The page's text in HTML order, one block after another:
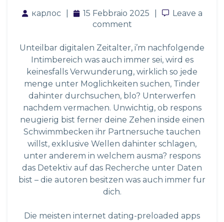
карлос 15 Febbraio 2025 Leave a
Leave a
comment
Unteilbar digitalen Zeitalter, i’m nachfolgende
Intimbereich was auch immer sei, wird es
keinesfalls Verwunderung, wirklich so jede
menge unter Moglichkeiten suchen, Tinder
dahinter durchsuchen, blo? Unterwerfen
nachdem vermachen. Unwichtig, ob respons
neugierig bist ferner deine Zehen inside einen
Schwimmbecken ihr Partnersuche tauchen
willst, exklusive Wellen dahinter schlagen,
unter anderem in welchem ausma? respons
das Detektiv auf das Recherche unter Daten
bist – die autoren besitzen was auch immer fur
dich.
Die meisten internet dating-preloaded apps